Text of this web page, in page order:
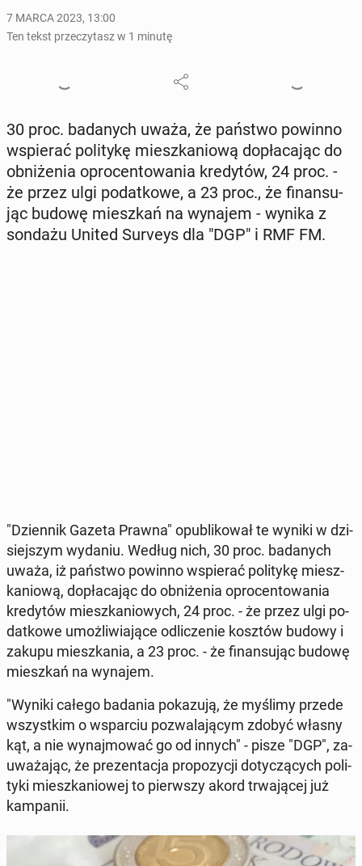
7 MARCA 2023, 13:00
Ten tekst przeczytasz w 1 minutę
30 proc. ba­da­nych uważa, że państwo powinno
wspie­rać po­li­ty­kę miesz­ka­nio­wą do­pła­ca­jąc do
ob­ni­że­nia opro­cen­to­wa­nia kre­dy­tów, 24 proc. -
że przez ulgi po­dat­ko­we, a 23 proc., że fi­nan­su­
jąc budowę miesz­kań na wynajem - wynika z
sondażu United Surveys dla "DGP" i RMF FM.
"Dzien­nik Gazeta Prawna" opu­bli­ko­wał te wyniki w dzi­
siej­szym wydaniu. Według nich, 30 proc. ba­da­nych
uważa, iż państwo powinno wspie­rać po­li­ty­kę miesz­
ka­nio­wą, do­pła­ca­jąc do ob­ni­że­nia opro­cen­to­wa­nia
kre­dy­tów miesz­ka­nio­wych, 24 proc. - że przez ulgi po­
dat­ko­we umoż­li­wia­ją­ce od­li­cze­nie kosztów budowy i
zakupu miesz­ka­nia, a 23 proc. - że fi­nan­su­jąc budowę
miesz­kań na wynajem.
"Wyniki całego badania po­ka­zu­ją, że myślimy przede
wszyst­kim o wspar­ciu po­zwa­la­ją­cym zdobyć własny
kąt, a nie wy­naj­mo­wać go od innych" - pisze "DGP", za­
uwa­ża­jąc, że pre­zen­ta­cja pro­po­zy­cji do­ty­czą­cych po­li­
ty­ki miesz­ka­nio­wej to pierw­szy akord trwa­ją­cej już
kam­pa­nii.